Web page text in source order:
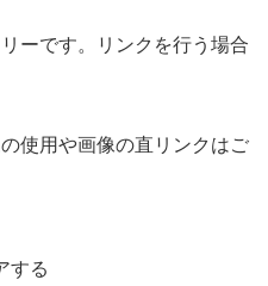
ーです。リンクを行う場合
使用や画像の直リンクはご
する